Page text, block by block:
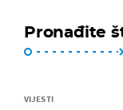
Pronađite
VIJESTI